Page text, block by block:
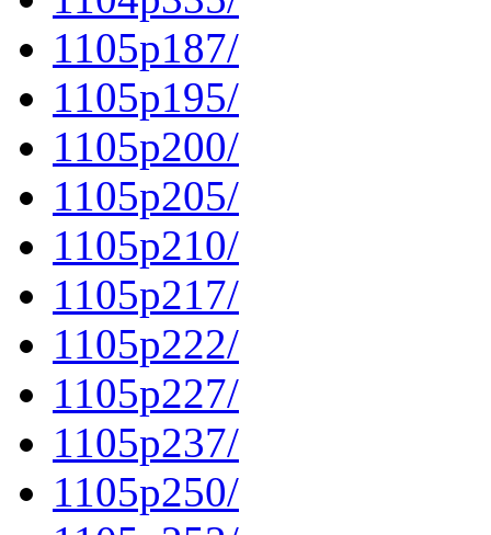
1105p187/
1105p195/
1105p200/
1105p205/
1105p210/
1105p217/
1105p222/
1105p227/
1105p237/
1105p250/